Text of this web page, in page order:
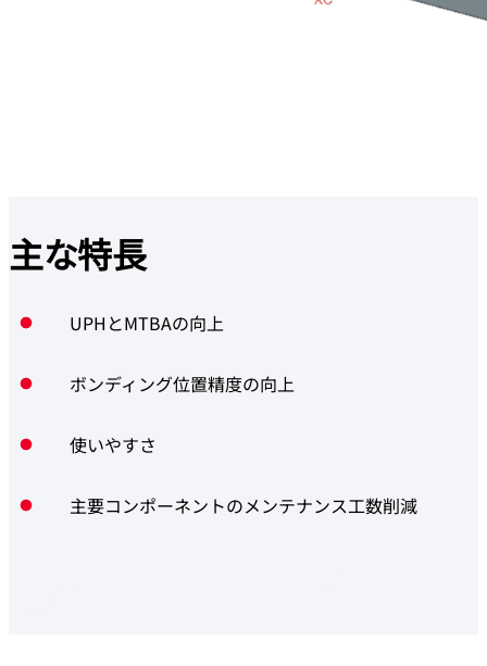
主な特長
UPHとMTBAの向上
ボンディング位置精度の向上
使いやすさ
主要コンポーネントのメンテナンス工数削減